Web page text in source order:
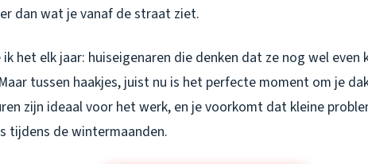
dan wat je vanaf de straat ziet.
het elk jaar: huiseigenaren die denken dat ze nog wel
tussen haakjes, juist nu is het perfecte moment om je
zijn ideaal voor het werk, en je voorkomt dat kleine
tijdens de wintermaanden.